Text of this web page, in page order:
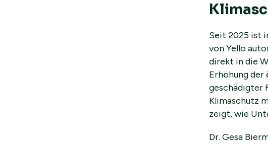
Seit 2025 ist
von Yello
direkt in die
Erhöhung
geschädigter
Klimaschutz
zeigt, wie
Dr. Gesa